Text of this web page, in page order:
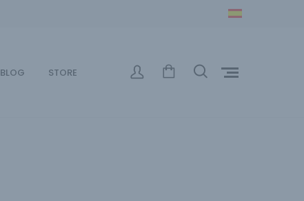
BLOG STORE